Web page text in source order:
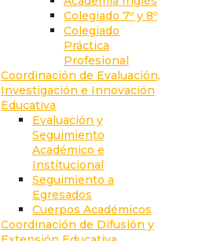
Colegiado 7º y 8º
Colegiado
Práctica
Profesional
Coordinación de Evaluación,
Investigación e Innovación
Educativa
Evaluación y
Seguimiento
Académico e
Institucional
Seguimiento a
Egresados
Cuerpos Académicos
Coordinación de Difusión y